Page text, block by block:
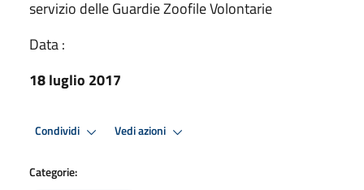
servizio delle Guardie Zoofile Volontarie
Data :
18 luglio 2017
Condividi Vedi azioni
Categorie: